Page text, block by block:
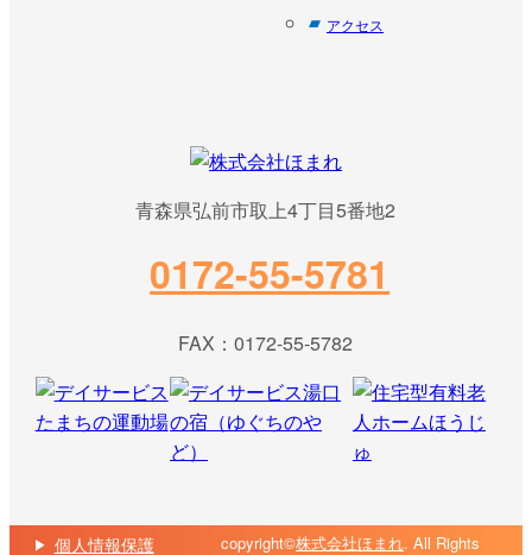
アクセス
青森県弘前市取上4丁目5番地2
0172-55-5781
FAX：0172-55-5782
個人情報保護 copyright©株式会社ほまれ. All Rights